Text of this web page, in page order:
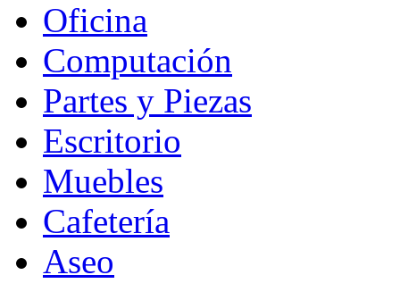
Oficina
Computación
Partes y Piezas
Escritorio
Muebles
Cafetería
Aseo